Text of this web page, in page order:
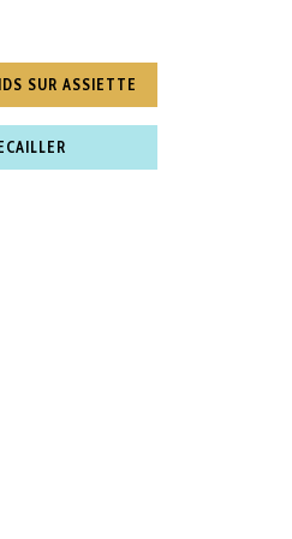
SUR ASSIETTE